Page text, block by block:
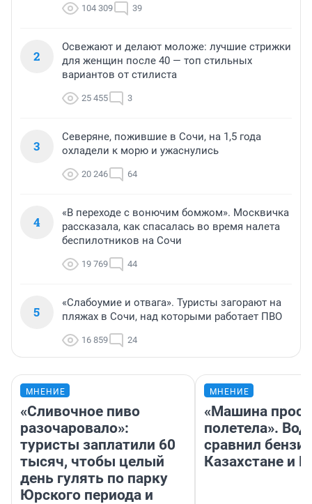
104 309 39
2
Освежают и делают моложе: лучшие стрижки
для женщин после 40 — топ стильных
вариантов от стилиста
25 455 3
3
Северяне, пожившие в Сочи, на 1,5 года
охладели к морю и ужаснулись
20 246 64
4
«В переходе с вонючим бомжом». Москвичка
рассказала, как спасалась во время налета
беспилотников на Сочи
19 769 44
5
«Слабоумие и отвага». Туристы загорают на
пляжах в Сочи, над которыми работает ПВО
16 859 24
МНЕНИЕ
«Сливочное пиво
разочаровало»:
туристы заплатили 60
тысяч, чтобы целый
день гулять по парку
Юрского периода и
МНЕНИЕ
«Машина
полетела».
сравнил
Казахстане и